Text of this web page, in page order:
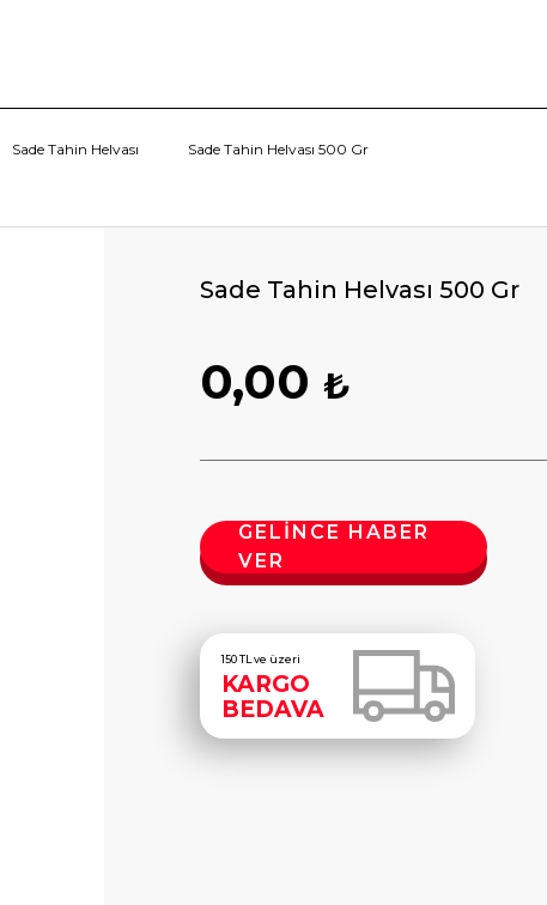
Sade Tahin Helvası Sade Tahin Helvası 500 Gr
Sade Tahin Helvası 500 Gr
0,00₺
GELİNCE HABER
VER
150 TL ve üzeri
KARGO
BEDAVA